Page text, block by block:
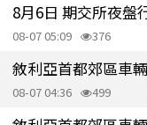
8月6日 期交所夜盤
08-07 05:09 376
敘利亞首都郊區車
08-07 04:36 499